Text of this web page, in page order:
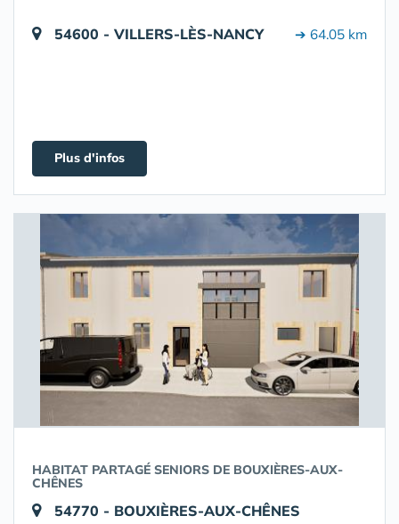
54600 - VILLERS-LÈS-NANCY ➔ 64.05 km
Plus d'infos
HABITAT PARTAGÉ SENIORS DE BOUXIÈRES-AUX-
CHÊNES
54770 - BOUXIÈRES-AUX-CHÊNES